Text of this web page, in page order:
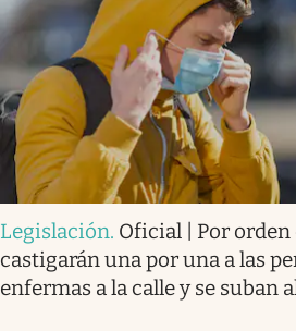
Legislación. Oficial | Por
castigarán una por una a las
enfermas a la calle y se suban